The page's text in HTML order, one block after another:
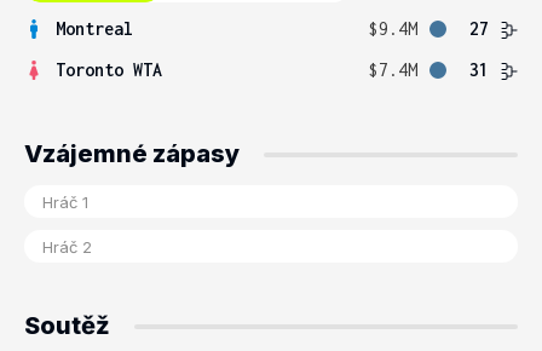
Montreal $9.4M
27
Toronto WTA
$7.4M 31
Vzájemné zápasy
Soutěž